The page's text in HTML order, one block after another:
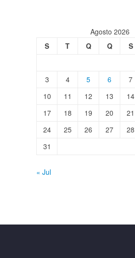
Agosto 2026
S
T Q Q S
3
4 5 6 7
10
11 12 13 14
17
18 19 20 21
24
25 26 27 28
31
« Jul